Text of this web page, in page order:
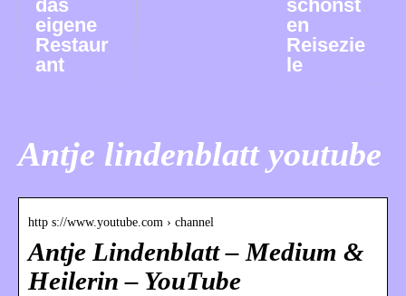
das
eigene
Restaur
ant
schönst
en
Reisezie
le
Antje lindenblatt youtube
http s://www.youtube.com › channel
Antje Lindenblatt – Medium &
Heilerin – YouTube